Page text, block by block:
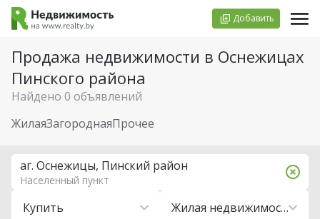
Добавить
Продажа недвижимости в Оснежицах
Пинского района
Найдено 0 объявлений
ЖилаяЗагороднаяПрочее
Купить Жилая недвижимость
аг. Оснежицы, Пинский район
Населенный пункт